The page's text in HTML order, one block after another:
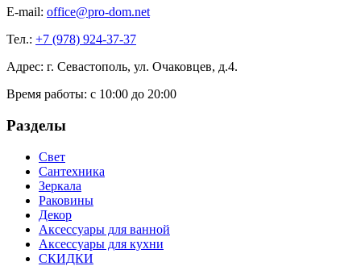
E-mail: office@pro-dom.net
Тел.: +7 (978) 924-37-37
Адрес: г. Севастополь, ул. Очаковцев, д.4.
Время работы: с 10:00 до 20:00
Разделы
Свет
Сантехника
Зеркала
Раковины
Декор
Аксессуары для ванной
Аксессуары для кухни
СКИДКИ